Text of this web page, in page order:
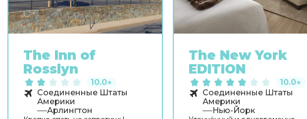
The Inn of
Rosslyn
10.0★
Соединенные Штаты
Америки
Арлингтон
The New York
EDITION
10.0★
Соединенные Штаты
Америки
Нью-Йорк